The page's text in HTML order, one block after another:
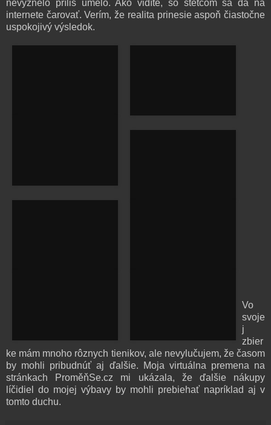
nevyznelo príliš umelo. Ako vidíte, so štetcom sa dá na
internete čarovať. Verím, že realita prinesie aspoň čiastočne
uspokojivý výsledok.
Vo
svoje
j
zbier
ke mám mnoho rôznych tienikov, ale nevylučujem, že časom
by mohli pribudnúť aj ďalšie. Moja virtuálna premena na
stránkach ProměňSe.cz mi ukázala, že ďalšie nákupy
líčidiel do mojej výbavy by mohli prebiehať napríklad aj v
tomto duchu.